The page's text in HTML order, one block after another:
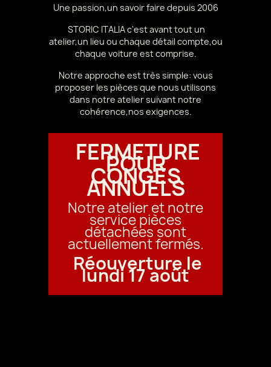
Une passion,un savoir faire depuis 2006
STORIC ITALIA c'est avant tout un
atelier,un lieu ou chaque détail compte,ou
chaque voiture est comprise.
Notre approche est très simple: vous
proposer les pièces que nous utilisons
dans notre atelier suivant notre
cohérence,nos exigences.
FERMETURE
POUR
CONGÉS
ANNUELS
Notre atelier et notre
service pièces
détachées sont
actuellement fermés.
Réouverture le
lundi 17 août